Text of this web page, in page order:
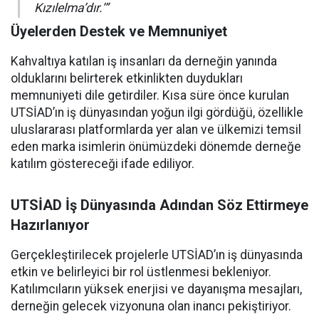
Kızılelma’dır.’”
Üyelerden Destek ve Memnuniyet
Kahvaltıya katılan iş insanları da derneğin yanında
olduklarını belirterek etkinlikten duydukları
memnuniyeti dile getirdiler. Kısa süre önce kurulan
UTSİAD’ın iş dünyasından yoğun ilgi gördüğü, özellikle
uluslararası platformlarda yer alan ve ülkemizi temsil
eden marka isimlerin önümüzdeki dönemde derneğe
katılım göstereceği ifade ediliyor.
UTSİAD İş Dünyasında Adından Söz Ettirmeye
Hazırlanıyor
Gerçekleştirilecek projelerle UTSİAD’ın iş dünyasında
etkin ve belirleyici bir rol üstlenmesi bekleniyor.
Katılımcıların yüksek enerjisi ve dayanışma mesajları,
derneğin gelecek vizyonuna olan inancı pekiştiriyor.